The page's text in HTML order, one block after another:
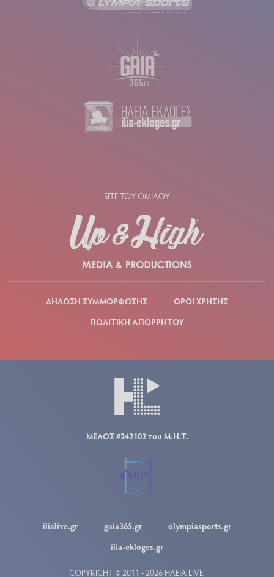
SITE ΤΟΥ ΟΜΙΛΟΥ
ΔΗΛΩΣΗ ΣΥΜΜΟΡΦΩΣΗΣ
ΟΡΟΙ ΧΡΗΣΗΣ
ΠΟΛΙΤΙΚΗ ΑΠΟΡΡΗΤΟΥ
ΜΕΛΟΣ #242102 του Μ.Η.Τ.
ilialive.gr gaia365.gr
olympiasports.gr
ilia-ekloges.gr
COPYRIGHT © 2011 - 2026 ΗΛΕΙΑ LIVE.